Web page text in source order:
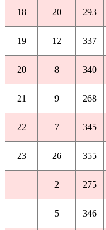
18 20 293
19 12 337
20 8 340
21 9 268
22 7 345
23 26 355
2 275
5 346